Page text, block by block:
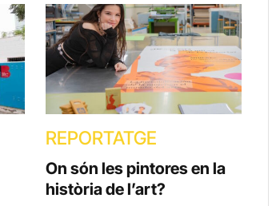
REPORTATGE
On són les pintores en la
història de l’art?